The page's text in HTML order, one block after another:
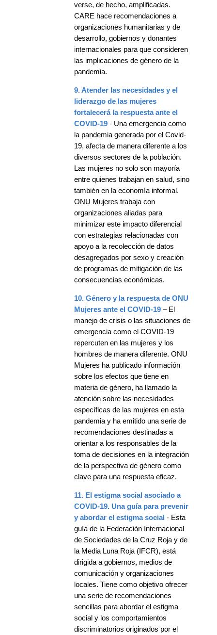
verse, de hecho, amplificadas.
CARE hace recomendaciones a
organizaciones humanitarias y de
desarrollo, gobiernos y donantes
internacionales para que consideren
las implicaciones de género de la
pandemia.
9. Atender las necesidades y el
liderazgo de las mujeres
fortalecerá la respuesta ante el
COVID-19 - Una emergencia como
la pandemia generada por el Covid-
19, afecta de manera diferente a los
diversos sectores de la población.
Las mujeres no solo son mayoría
entre quienes trabajan en salud, sino
también en la economía informal.
ONU Mujeres trabaja con
organizaciones aliadas para
minimizar este impacto diferencial
con estrategias relacionadas con
apoyo a la recolección de datos
desagregados por sexo y creación
de programas de mitigación de las
consecuencias económicas.
10. Género y la respuesta de ONU
Mujeres ante el COVID-19 – El
manejo de crisis o las situaciones de
emergencia como el COVID-19
repercuten en las mujeres y los
hombres de manera diferente. ONU
Mujeres ha publicado información
sobre los efectos que tiene en
materia de género, ha llamado la
atención sobre las necesidades
específicas de las mujeres en esta
pandemia y ha emitido una serie de
recomendaciones destinadas a
orientar a los responsables de la
toma de decisiones en la integración
de la perspectiva de género como
clave para una respuesta eficaz.
11. El estigma social asociado a
COVID-19. Una guía para prevenir
y abordar el estigma social - Esta
guía de la Federación Internacional
de Sociedades de la Cruz Roja y de
la Media Luna Roja (IFCR), está
dirigida a gobiernos, medios de
comunicación y organizaciones
locales. Tiene como objetivo ofrecer
una serie de recomendaciones
sencillas para abordar el estigma
social y los comportamientos
discriminatorios originados por el